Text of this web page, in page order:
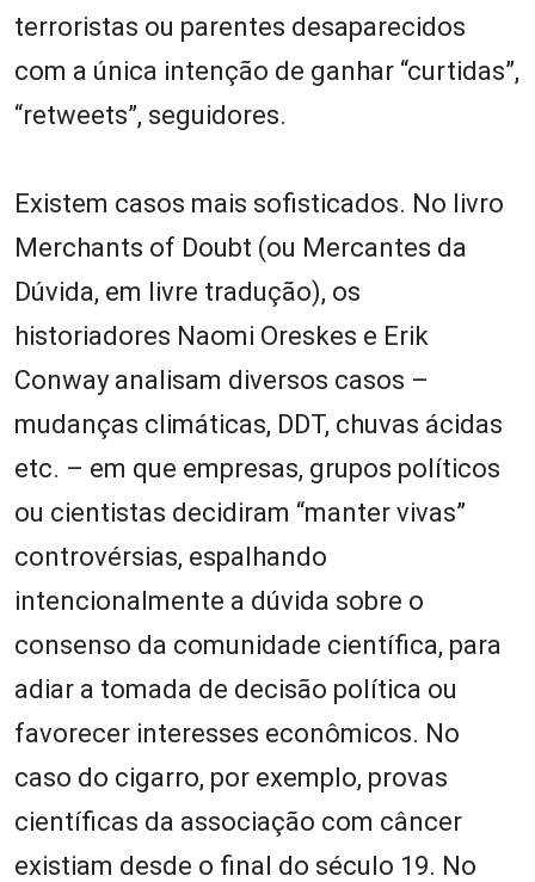
terroristas ou parentes desaparecidos
com a única intenção de ganhar “curtidas”,
“retweets”, seguidores.
Existem casos mais sofisticados. No livro
Merchants of Doubt (ou Mercantes da
Dúvida, em livre tradução), os
historiadores Naomi Oreskes e Erik
Conway analisam diversos casos –
mudanças climáticas, DDT, chuvas ácidas
etc. – em que empresas, grupos políticos
ou cientistas decidiram “manter vivas”
controvérsias, espalhando
intencionalmente a dúvida sobre o
consenso da comunidade científica, para
adiar a tomada de decisão política ou
favorecer interesses econômicos. No
caso do cigarro, por exemplo, provas
científicas da associação com câncer
existiam desde o final do século 19. No